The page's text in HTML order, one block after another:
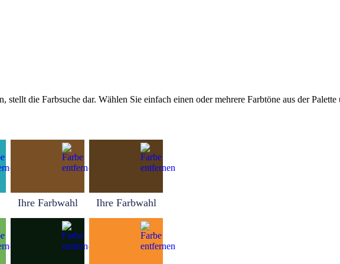
die Farbsuche dar. Wählen Sie einfach einen oder mehrere Farbtöne aus der
Ihre Farbwahl Ihre Farbwahl